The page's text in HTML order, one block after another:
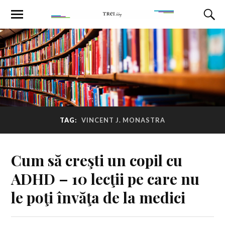
TAG: VINCENT J. MONASTRA
Cum să creşti un copil cu
ADHD – 10 lecţii pe care nu
le poţi învăţa de la medici